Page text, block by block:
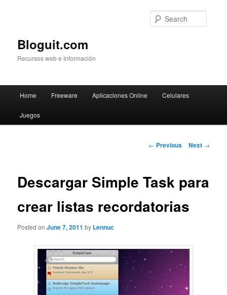
Bloguit.com
Recursos web e Información
Skip
to
Home Freeware Aplicaciones Online Celulares
Juegos
Post
← Previous Next →
Descargar Simple Task para
crear listas recordatorias
Posted onJune 7, 2011 by Lennuc